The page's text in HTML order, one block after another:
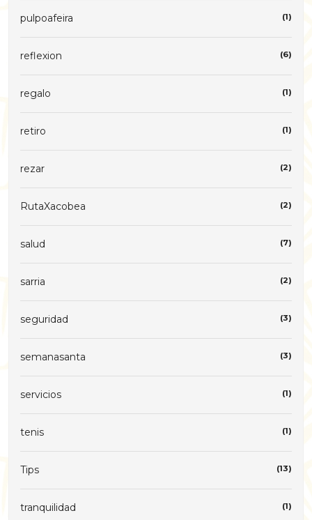
pulpoafeira (1)
reflexion (6)
regalo (1)
retiro (1)
rezar (2)
RutaXacobea (2)
salud (7)
sarria (2)
seguridad (3)
semanasanta (3)
servicios (1)
tenis (1)
Tips (13)
tranquilidad (1)